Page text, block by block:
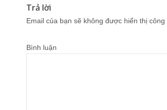
Trả lời
Email của bạn sẽ không được hiển thị công
Bình luận